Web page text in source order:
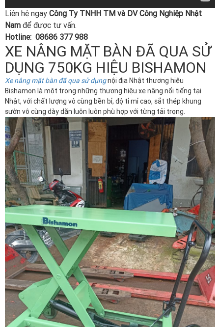
Liên hệ ngay Công Ty TNHH TM và DV Công Nghiệp Nhật
Nam để được tư vấn.
Hotline: 08686 377 988
XE NÂNG MẶT BÀN ĐÃ QUA SỬ
DỤNG 750KG HIỆU BISHAMON
Xe nâng mặt bàn đã qua sử dụngnội địa Nhật thương hiệu
Bishamon là một trong những thương hiệu xe nâng nổi tiếng tại
Nhật, với chất lượng vô cùng bền bỉ, độ tỉ mỉ cao, sắt thép khung
sườn vô cùng dày dặn luôn luôn phù hợp với từng tải trọng.